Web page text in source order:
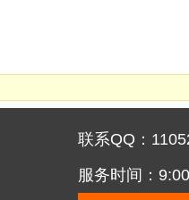
联系QQ：
服务时间：